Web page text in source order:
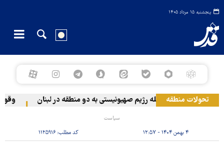
پنجشنبه ۱۵ مرداد ۱۴۰۵
تحولات منطقهحمله رژیم صهیونیستی به دو منطقه در لبنان وقوع
سیاست
۴ بهمن ۱۴۰۴ - ۱۲:۵۷ کد مطلب: ۱۱۲۵۹۱۶